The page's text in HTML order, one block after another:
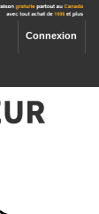
Connexion